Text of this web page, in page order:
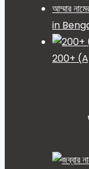
আম্মার
in
200+ (A)